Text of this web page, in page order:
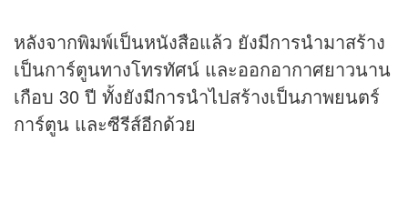
หลังจากพิมพ์เป็นหนังสือแล้ว ยังมีการนำมาสร้าง
เป็นการ์ตูนทางโทรทัศน์ และออกอากาศยาวนาน
เกือบ 30 ปี ทั้งยังมีการนำไปสร้างเป็นภาพยนตร์
การ์ตูน และซีรีส์อีกด้วย